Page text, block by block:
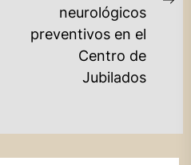
neurológicos
preventivos en el
Centro de
Jubilados